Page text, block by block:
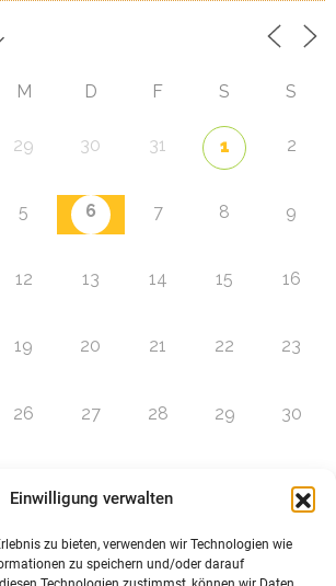
Einwilligung verwalten
zu bieten, verwenden wir Technologien wie
zu speichern und/oder darauf
M D F S S
29 30 31 1 2
5 6 7 8 9
12 13 14 15 16
19 20 21 22 23
26 27 28 29 30